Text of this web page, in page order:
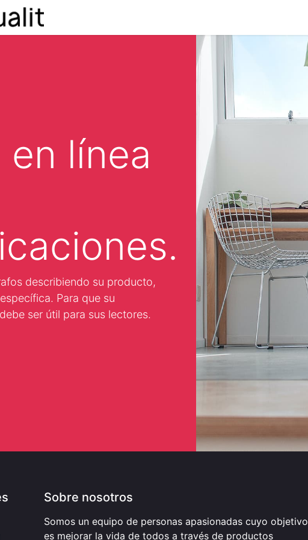
en línea
describiendo su producto,
Para que su
ser útil para sus lectores.
Sobre nosotros
Somos un equipo de personas apasionadas cuyo objetivo
es mejorar la vida de todos a través de productos